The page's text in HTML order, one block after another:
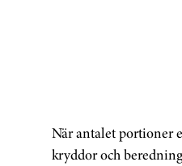
När antalet portioner
kryddor och